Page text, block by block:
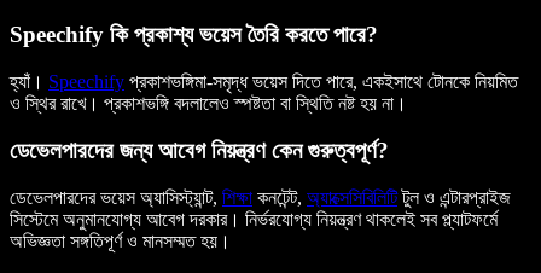
Speechify কি প্রকাশ্য ভয়েস তৈরি করতে পারে?
হ্যাঁ। Speechify প্রকাশভঙ্গিমা-সমৃদ্ধ ভয়েস দিতে পারে, একইসাথে টোনকে নিয়মিত
ও স্থির রাখে। প্রকাশভঙ্গি বদলালেও স্পষ্টতা বা স্থিতি নষ্ট হয় না।
ডেভেলপারদের জন্য আবেগ নিয়ন্ত্রণ কেন গুরুত্বপূর্ণ?
ডেভেলপারদের ভয়েস অ্যাসিস্ট্যান্ট, শিক্ষা কনটেন্ট, অ্যাক্সেসিবিলিটিটুল ও এন্টারপ্রাইজ
সিস্টেমে অনুমানযোগ্য আবেগ দরকার। নির্ভরযোগ্য নিয়ন্ত্রণ থাকলেই সব প্ল্যাটফর্মে
অভিজ্ঞতা সঙ্গতিপূর্ণ ও মানসম্মত হয়।